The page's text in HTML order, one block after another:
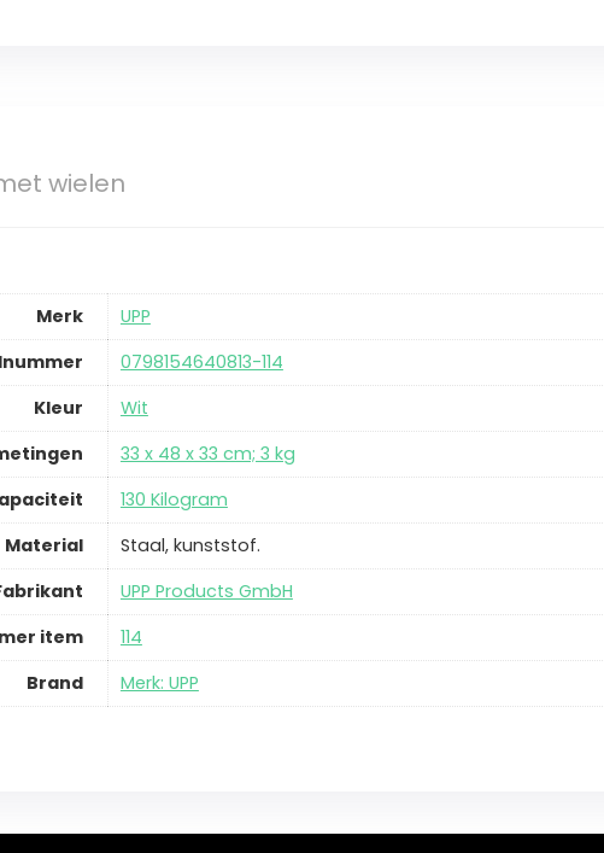
wielen
Merk
‎UPP
‎0798154640813-114
Kleur
‎Wit
‎33 x 48 x 33 cm; 3 kg
‎130 Kilogram
Material
‎Staal, kunststof.
‎UPP Products GmbH
item
‎114
Brand
Merk: UPP